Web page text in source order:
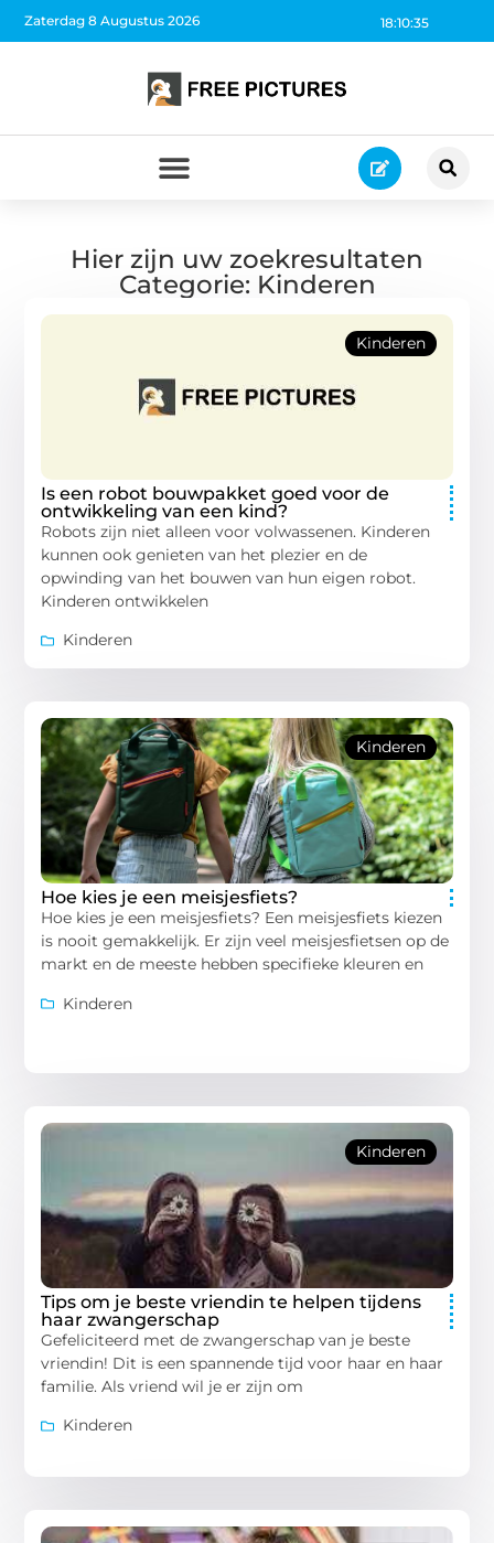
18:10:35
Zaterdag 8 Augustus 2026
Hier zijn uw zoekresultaten
Categorie: Kinderen
Kinderen
Is een robot bouwpakket goed voor de
ontwikkeling van een kind?
Robots zijn niet alleen voor volwassenen. Kinderen
kunnen ook genieten van het plezier en de
opwinding van het bouwen van hun eigen robot.
Kinderen ontwikkelen
Kinderen
Kinderen
Hoe kies je een meisjesfiets?
Hoe kies je een meisjesfiets? Een meisjesfiets kiezen
is nooit gemakkelijk. Er zijn veel meisjesfietsen op de
markt en de meeste hebben specifieke kleuren en
Kinderen
Kinderen
Tips om je beste vriendin te helpen tijdens
haar zwangerschap
Gefeliciteerd met de zwangerschap van je beste
vriendin! Dit is een spannende tijd voor haar en haar
familie. Als vriend wil je er zijn om
Kinderen